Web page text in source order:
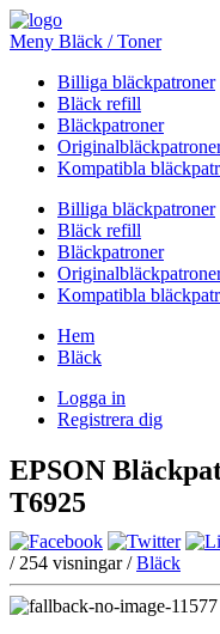
Meny Bläck / Toner
Billiga bläckpatroner
Bläck refill
Bläckpatroner
Kompatibla
Billiga bläckpatroner
Bläck refill
Bläckpatroner
Kompatibla
Hem
Bläck
Logga in
Registrera dig
EPSON
T6925
/ 254 visningar /Bläck